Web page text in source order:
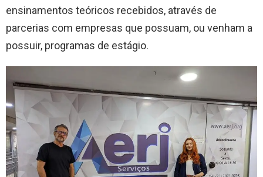
ensinamentos teóricos recebidos, através de
parcerias com empresas que possuam, ou venham a
possuir, programas de estágio.